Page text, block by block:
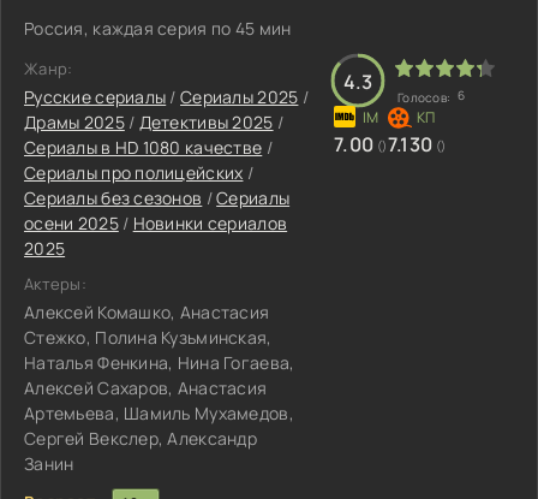
Россия, каждая серия по 45 мин
Жанр:
Русские сериалы /Сериалы 2025 /
Драмы 2025/ Детективы 2025 /
Сериалы в HD 1080 качестве /
Сериалы про полицейских /
Сериалы без сезонов /Сериалы
осени 2025/ Новинки сериалов
2025
Актеры:
Алексей Комашко, Анастасия
Стежко, Полина Кузьминская,
Наталья Фенкина, Нина Гогаева,
Алексей Сахаров, Анастасия
Артемьева, Шамиль Мухамедов,
Сергей Векслер, Александр
Занин
4.3
Голосов: 6
7.00 ()7.130 ()